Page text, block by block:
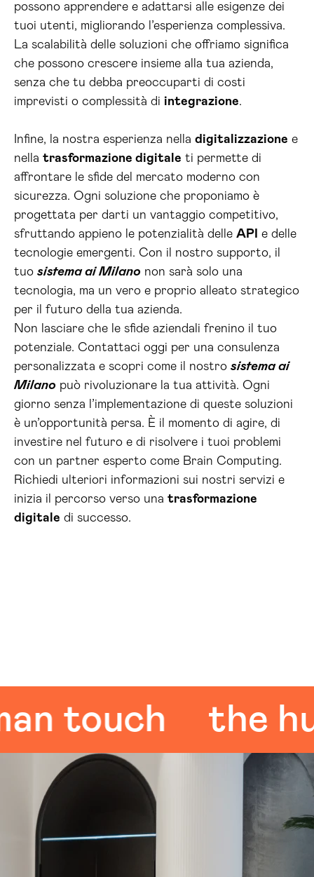
possono apprendere e adattarsi alle esigenze dei
tuoi utenti, migliorando l’esperienza complessiva.
La scalabilità delle soluzioni che offriamo significa
che possono crescere insieme alla tua azienda,
senza che tu debba preoccuparti di costi
imprevisti o complessità di integrazione.
Infine, la nostra esperienza nella digitalizzazione e
nella trasformazione digitale ti permette di
affrontare le sfide del mercato moderno con
sicurezza. Ogni soluzione che proponiamo è
progettata per darti un vantaggio competitivo,
sfruttando appieno le potenzialità delle API e delle
tecnologie emergenti. Con il nostro supporto, il
tuo sistema ai Milano non sarà solo una
tecnologia, ma un vero e proprio alleato strategico
per il futuro della tua azienda.
Non lasciare che le sfide aziendali frenino il tuo
potenziale. Contattaci oggi per una consulenza
personalizzata e scopri come il nostro sistema ai
Milano può rivoluzionare la tua attività. Ogni
giorno senza l’implementazione di queste soluzioni
è un’opportunità persa. È il momento di agire, di
investire nel futuro e di risolvere i tuoi problemi
con un partner esperto come Brain Computing.
Richiedi ulteriori informazioni sui nostri servizi e
inizia il percorso verso una trasformazione
digitale di successo.
the